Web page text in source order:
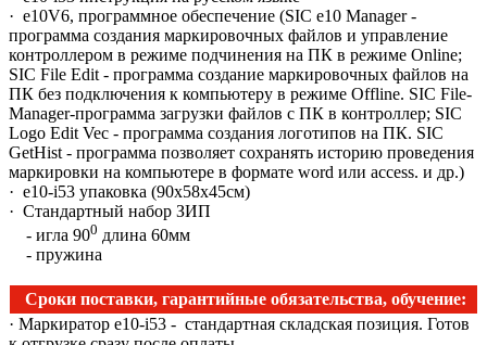
· e10V6, программное обеспечение (SIC e10 Manager -
программа создания маркировочных файлов и управление
контроллером в режиме подчинения на ПК в режиме Online;
SIC File Edit - программа создание маркировочных файлов на
ПК без подключения к компьютеру в режиме Offline. SIC File-
Manager-программа загрузки файлов с ПК в контроллер; SIC
Logo Edit Vec - программа создания логотипов на ПК. SIC
GetHist - программа позволяет сохранять историю проведения
маркировки на компьютере в формате word или access. и др.)
· е10-i53 упаковка (90х58х45см)
· Стандартный набор ЗИП
- игла 900 длина 60мм
- пружина
Сроки поставки, гарантийные обязательства, обучение:
· Маркиратор e10-i53 - cтандартная складская позиция. Готов